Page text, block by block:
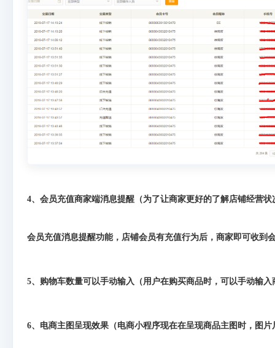
4、会员充值商家端消息提醒（为了让商家更好的了解店铺经营
会员充值消息提醒功能，店铺会员有充值行为后，商家即可收到
5、购物车数量可以手动输入（用户在购买商品时，可以手动输入
6、电商主图呈现效果（电商小程序现在在呈现商品主图时，图片